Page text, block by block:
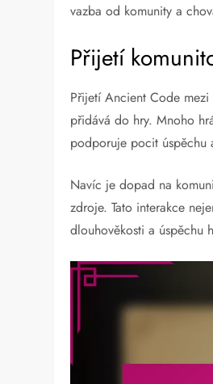
vazba od komunity a
Přijetí
Přijetí Ancient Code
přidává do hry. Mnoho
podporuje pocit úspěchu
Navíc je dopad na
zdroje. Tato interakce
dlouhověkosti a úspěchu